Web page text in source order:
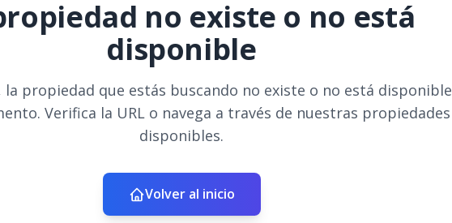
no existe o no está
disponible
propiedad que estás buscando no existe o no está disponible
Verifica la URL o navega a través de nuestras propiedades
disponibles.
Volver al inicio